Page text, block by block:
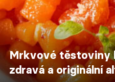
Mrkvové těstoviny
zdravá a originální